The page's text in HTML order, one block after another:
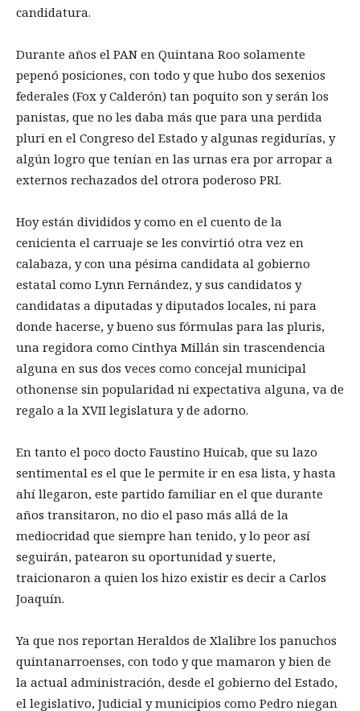
candidatura.
Durante años el PAN en Quintana Roo solamente
pepenó posiciones, con todo y que hubo dos sexenios
federales (Fox y Calderón) tan poquito son y serán los
panistas, que no les daba más que para una perdida
pluri en el Congreso del Estado y algunas regidurías, y
algún logro que tenían en las urnas era por arropar a
externos rechazados del otrora poderoso PRI.
Hoy están divididos y como en el cuento de la
cenicienta el carruaje se les convirtió otra vez en
calabaza, y con una pésima candidata al gobierno
estatal como Lynn Fernández, y sus candidatos y
candidatas a diputadas y diputados locales, ni para
donde hacerse, y bueno sus fórmulas para las pluris,
una regidora como Cinthya Millán sin trascendencia
alguna en sus dos veces como concejal municipal
othonense sin popularidad ni expectativa alguna, va de
regalo a la XVII legislatura y de adorno.
En tanto el poco docto Faustino Huicab, que su lazo
sentimental es el que le permite ir en esa lista, y hasta
ahí llegaron, este partido familiar en el que durante
años transitaron, no dio el paso más allá de la
mediocridad que siempre han tenido, y lo peor así
seguirán, patearon su oportunidad y suerte,
traicionaron a quien los hizo existir es decir a Carlos
Joaquín.
Ya que nos reportan Heraldos de Xlalibre los panuchos
quintanarroenses, con todo y que mamaron y bien de
la actual administración, desde el gobierno del Estado,
el legislativo, Judicial y municipios como Pedro niegan